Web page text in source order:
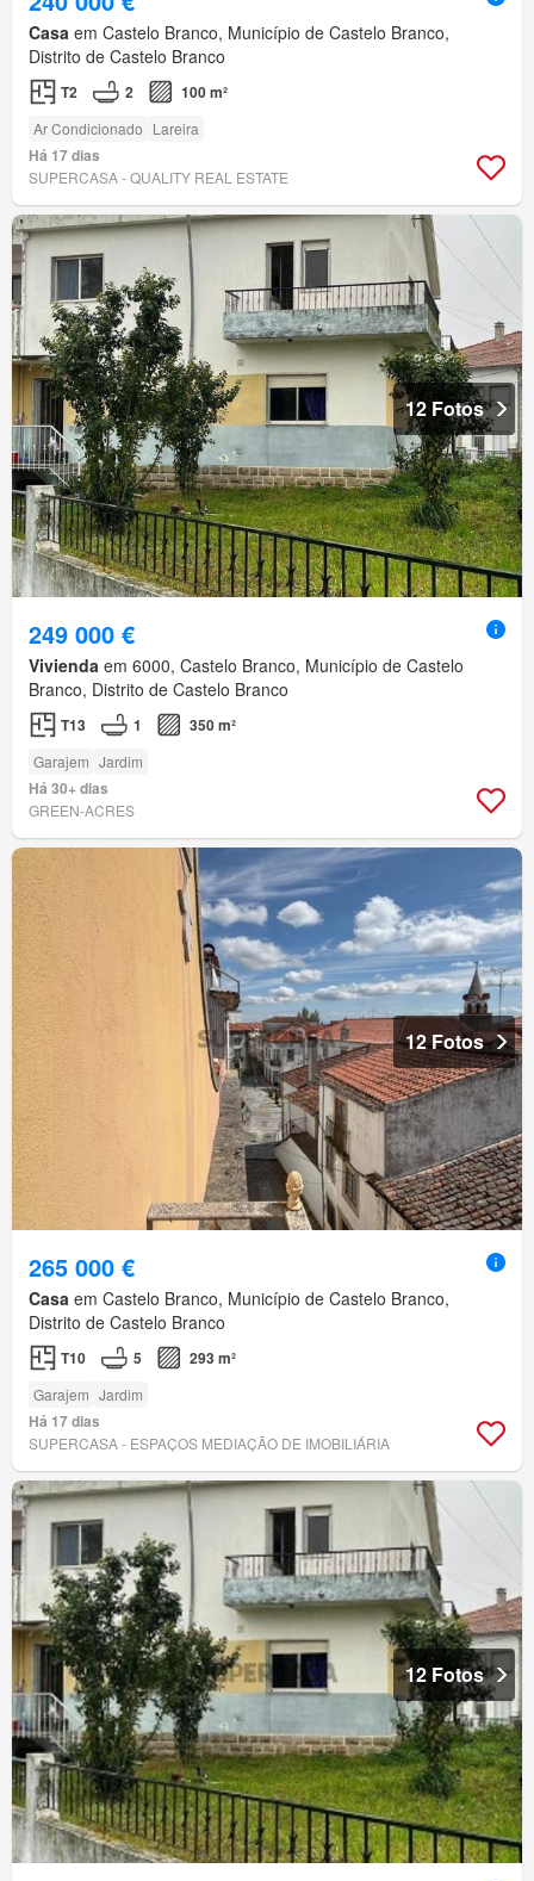
Casa em Castelo Branco, Município de Castelo Branco,
Distrito de Castelo Branco
T2 2 100 m²
Ar Condicionado Lareira
Há 17 dias
SUPERCASA - QUALITY REAL ESTATE
12 Fotos
249 000 €
Vivienda em 6000, Castelo Branco, Município de Castelo
Branco, Distrito de Castelo Branco
T13 1 350 m²
Garajem Jardim
Há 30+ dias
GREEN-ACRES
12 Fotos
265 000 €
Casa em Castelo Branco, Município de Castelo Branco,
Distrito de Castelo Branco
T10 5 293 m²
Garajem Jardim
Há 17 dias
SUPERCASA - ESPAÇOS MEDIAÇÃO DE IMOBILIÁRIA
12 Fotos